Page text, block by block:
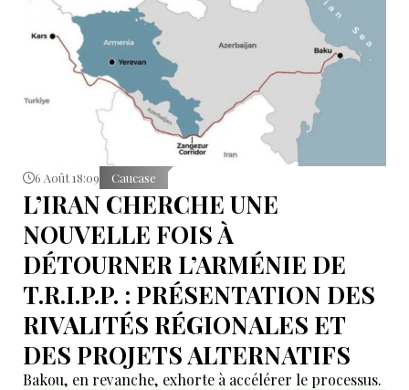
6 Août 18:09 Caucase
L’IRAN CHERCHE UNE
NOUVELLE FOIS À
DÉTOURNER L’ARMÉNIE DE
T.R.I.P.P. : PRÉSENTATION DES
RIVALITÉS RÉGIONALES ET
DES PROJETS ALTERNATIFS
Bakou, en revanche, exhorte à accélérer le processus.